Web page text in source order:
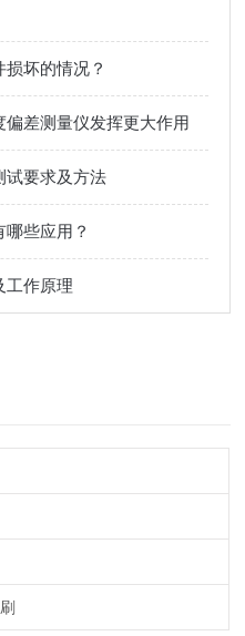
坏的情况？
差测量仪发挥更大作用
试要求及方法
些应用？
工作原理